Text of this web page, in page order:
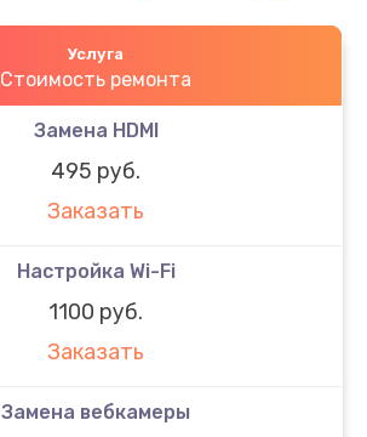
Услуга
Стоимость ремонта
Замена HDMI
495 руб.
Заказать
Настройка Wi-Fi
1100 руб.
Заказать
Замена вебкамеры